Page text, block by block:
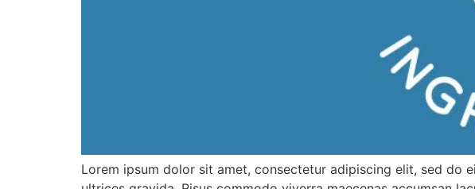
Lorem ipsum dolor sit amet, consectetur adipiscing elit, sed do